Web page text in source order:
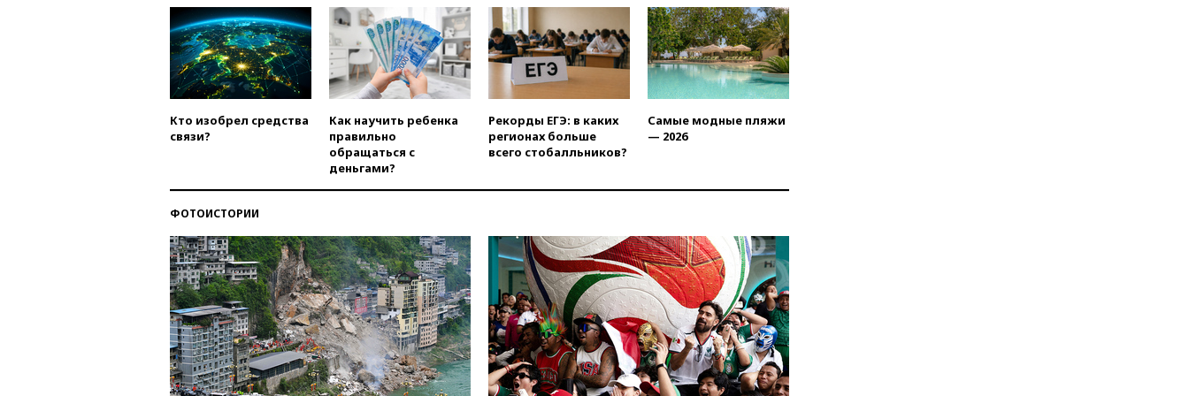
09:36
Исландия и Черногория
в 2028 году могут войти в
состав Евросоюза
Пашинян сообщил о
основополагающим
принципам ЕАЭС
попросили уволиться
американец Гилман
находится при смерти
08:22В Екатеринбурге
атакован склад Wildberries
07:52В Таиланде ученик
устроил стрельбу в школе:
есть жертвы
07:00Лесной пожар в 30
Кто изобрел средства
связи?
Как научить ребенка
правильно
обращаться с
деньгами?
Рекорды ЕГЭ: в каких
регионах больше
всего стобалльников?
Самые модные пляжи
— 2026
ФОТОИСТОРИИ